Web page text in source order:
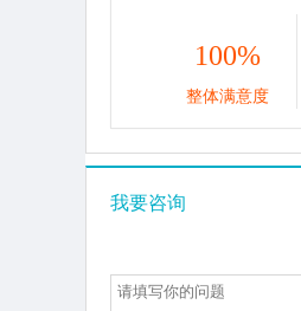
100%
整体满意度
我要咨询